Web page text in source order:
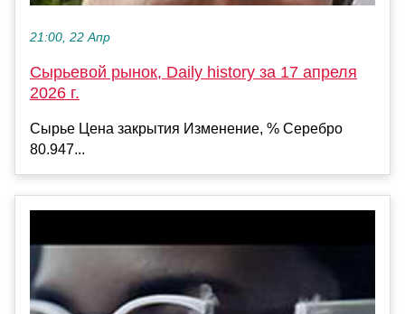
21:00, 22 Апр
Сырьевой рынок, Daily history за 17 апреля
2026 г.
Сырье Цена закрытия Изменение, % Серебро
80.947...